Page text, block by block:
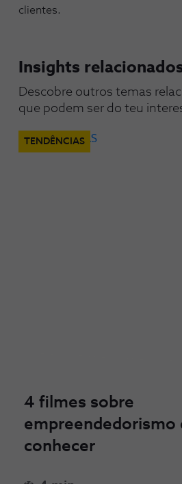
clientes.
Insights
Descobre outros temas
que podem ser do teu
TENDÊNCIAS
4 filmes sobre
empreendedorismo
conhecer